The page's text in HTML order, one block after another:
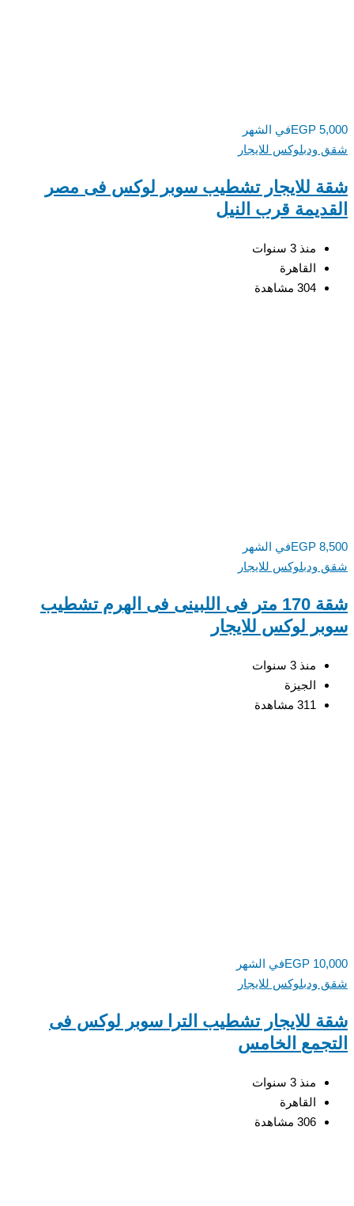
EGP في الشهر
للايجار
للايجار تشطيب سوبر لوكس فى مصر
قرب النيل
منذ 3 سنوات
القاهرة
304 مشاهدة
EGP في الشهر
للايجار
شقة 170 متر فى اللبينى فى الهرم تشطيب
لوكس للايجار
منذ 3 سنوات
الجيزة
311 مشاهدة
EGP في الشهر
للايجار
للايجار تشطيب الترا سوبر لوكس فى
الخامس
منذ 3 سنوات
القاهرة
306 مشاهدة